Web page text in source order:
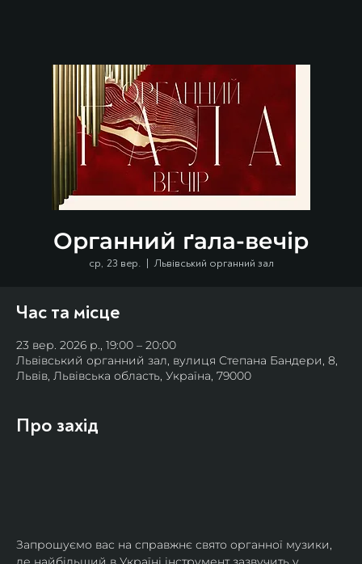
Органний ґала-вечір
ср, 23 вер.
  |
Львівський органний зал
Час та місце
23 вер. 2026 р., 19:00 – 20:00
Львівський органний зал, вулиця Степана Бандери, 8,
Львів, Львівська область, Україна, 79000
Про захід
Запрошуємо вас на справжнє свято органної музики,